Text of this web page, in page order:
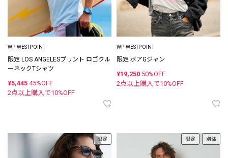
WP WESTPOINT
限定 LOS ANGELESプリント ロゴクル
ーネックTシャツ
¥5,445 45%OFF
2点以上購入で10%OFF
WP WESTPOINT
限定 ボアGジャン
¥19,250 50%OFF
2点以上購入で10%OFF
限定 限定 別注